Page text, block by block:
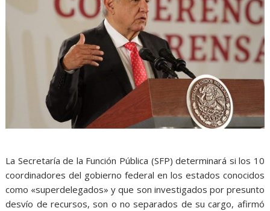
La Secretaría de la Función Pública (SFP) determinará si los 10
coordinadores del gobierno federal en los estados conocidos
como «superdelegados» y que son investigados por presunto
desvío de recursos, son o no separados de su cargo, afirmó